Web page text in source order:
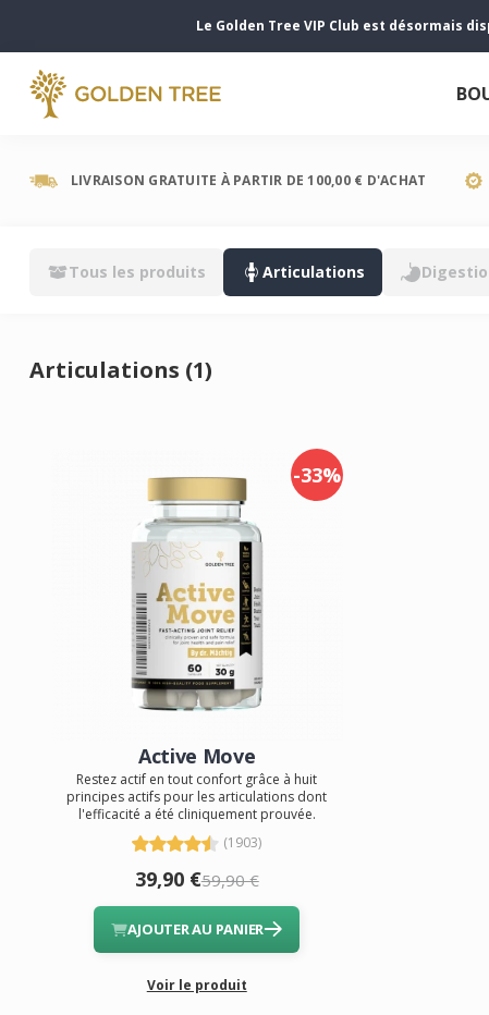
Le Golden Tree VIP Club est désormais
LIVRAISON GRATUITE À PARTIR DE 100,00 € D'ACHAT
Tous les produits Articulations
Articulations (1)
-33%
Active Move
Restez actif en tout confort grâce à huit
principes actifs pour les articulations dont
l'efficacité a été cliniquement prouvée.
(1903)
39,90 €59,90 €
AJOUTER AU PANIER
Voir le produit